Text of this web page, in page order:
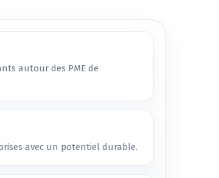
autour des PME de
avec un potentiel durable.